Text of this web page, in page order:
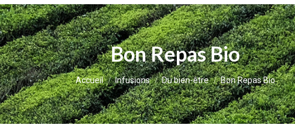
Bon Repas Bio
Vous êtes ici :
Accueil Infusions Du bien-être Bon Repas Bio